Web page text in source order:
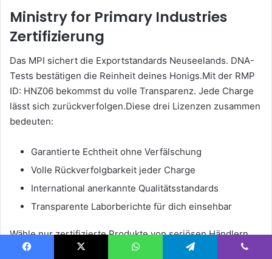
Ministry for Primary Industries
Zertifizierung
Das MPI sichert die Exportstandards Neuseelands. DNA-
Tests bestätigen die Reinheit deines Honigs.Mit der RMP
ID: HNZ06 bekommst du volle Transparenz. Jede Charge
lässt sich zurückverfolgen.Diese drei Lizenzen zusammen
bedeuten:
Garantierte Echtheit ohne Verfälschung
Volle Rückverfolgbarkeit jeder Charge
International anerkannte Qualitätsstandards
Transparente Laborberichte für dich einsehbar
Wähle nur zertifizierte Produkte von seriösen Händlern.
So profitierst du von allen Vorteilen.Deine Gesundheit